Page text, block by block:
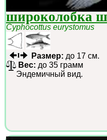
широколобка
Cyphocottus eurystomus
Размер: до 17 см.
Вес: до 35 грамм
Эндемичный вид.